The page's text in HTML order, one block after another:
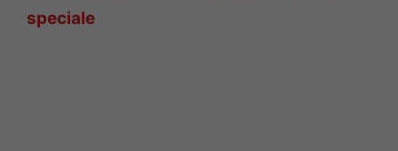
speciale